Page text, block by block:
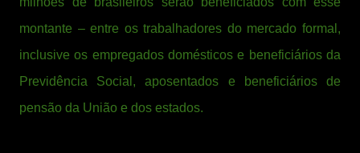
montante – entre os trabalhadores do mercado formal,
inclusive os empregados domésticos e beneficiários da
Previdência Social, aposentados e beneficiários de
pensão da União e dos estados.